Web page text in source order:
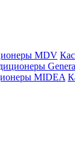
MDV
MIDEA